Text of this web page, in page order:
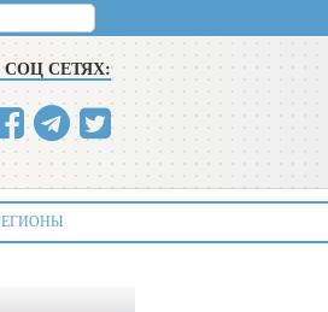
СЕТЯХ: